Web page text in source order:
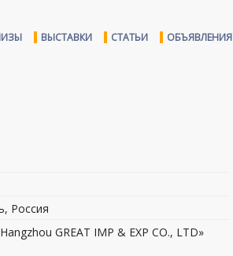
ВЫСТАВКИ СТАТЬИ ОБЪЯВЛЕНИЯ
Россия
GREAT IMP & EXP CO., LTD»